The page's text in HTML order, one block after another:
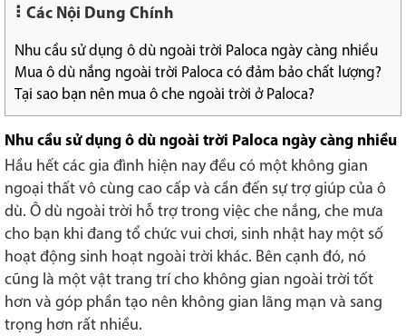
Các Nội Dung Chính
Nhu cầu sử dụng ô dù ngoài trời Paloca ngày càng nhiều
Mua ô dù nắng ngoài trời Paloca có đảm bảo chất lượng?
Tại sao bạn nên mua ô che ngoài trời ở Paloca?
Nhu cầu sử dụng ô dù ngoài trời Paloca ngày càng nhiều
Hầu hết các gia đình hiện nay đều có một không gian
ngoại thất vô cùng cao cấp và cần đến sự trợ giúp của ô
dù. Ô dù ngoài trời hỗ trợ trong việc che nắng, che mưa
cho bạn khi đang tổ chức vui chơi, sinh nhật hay một số
hoạt động sinh hoạt ngoài trời khác. Bên cạnh đó, nó
cũng là một vật trang trí cho không gian ngoài trời tốt
hơn và góp phần tạo nên không gian lãng mạn và sang
trọng hơn rất nhiều.